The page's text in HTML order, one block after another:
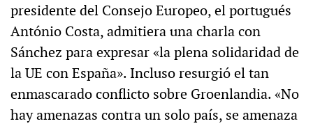
presidente del Consejo Europeo, el portugués
António Costa, admitiera una charla con
Sánchez para expresar «la plena solidaridad de
la UE con España». Incluso resurgió el tan
enmascarado conflicto sobre Groenlandia. «No
hay amenazas contra un solo país, se amenaza